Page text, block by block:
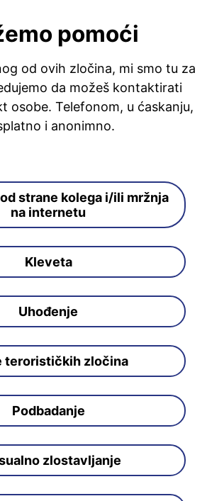
pomoći
od ovih zločina, mi smo tu za
da možeš kontaktirati
osobe. Telefonom, u ćaskanju,
i anonimno.
strane kolega i/ili mržnja
na internetu
Kleveta
Uhođenje
terorističkih zločina
Podbadanje
zlostavljanje